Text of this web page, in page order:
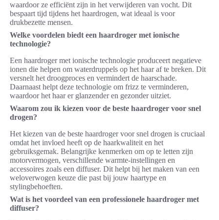
waardoor ze efficiënt zijn in het verwijderen van vocht. Dit
bespaart tijd tijdens het haardrogen, wat ideaal is voor
drukbezette mensen.
Welke voordelen biedt een haardroger met ionische
technologie?
Een haardroger met ionische technologie produceert negatieve
ionen die helpen om waterdruppels op het haar af te breken. Dit
versnelt het droogproces en vermindert de haarschade.
Daarnaast helpt deze technologie om frizz te verminderen,
waardoor het haar er glanzender en gezonder uitziet.
Waarom zou ik kiezen voor de beste haardroger voor snel
drogen?
Het kiezen van de beste haardroger voor snel drogen is cruciaal
omdat het invloed heeft op de haarkwaliteit en het
gebruiksgemak. Belangrijke kenmerken om op te letten zijn
motorvermogen, verschillende warmte-instellingen en
accessoires zoals een diffuser. Dit helpt bij het maken van een
weloverwogen keuze die past bij jouw haartype en
stylingbehoeften.
Wat is het voordeel van een professionele haardroger met
diffuser?